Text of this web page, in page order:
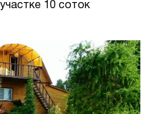
10 соток